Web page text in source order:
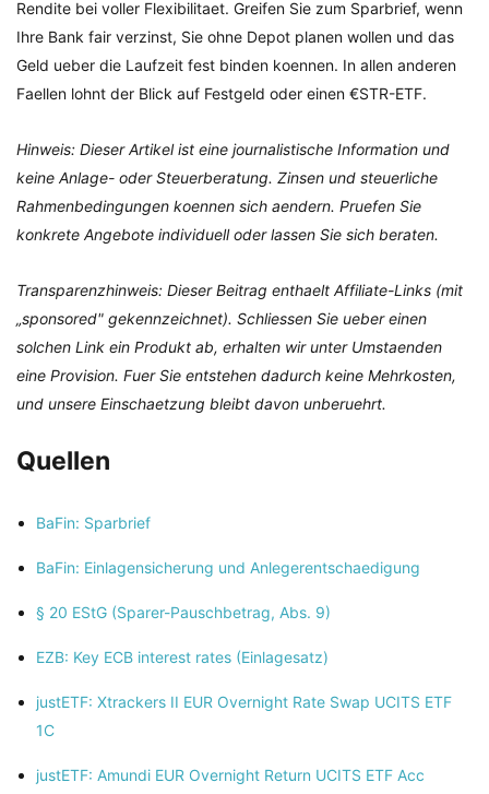
Rendite bei voller Flexibilitaet. Greifen Sie zum Sparbrief, wenn
Ihre Bank fair verzinst, Sie ohne Depot planen wollen und das
Geld ueber die Laufzeit fest binden koennen. In allen anderen
Faellen lohnt der Blick auf Festgeld oder einen €STR-ETF.
Hinweis: Dieser Artikel ist eine journalistische Information und
keine Anlage- oder Steuerberatung. Zinsen und steuerliche
Rahmenbedingungen koennen sich aendern. Pruefen Sie
konkrete Angebote individuell oder lassen Sie sich beraten.
Transparenzhinweis: Dieser Beitrag enthaelt Affiliate-Links (mit
„sponsored" gekennzeichnet). Schliessen Sie ueber einen
solchen Link ein Produkt ab, erhalten wir unter Umstaenden
eine Provision. Fuer Sie entstehen dadurch keine Mehrkosten,
und unsere Einschaetzung bleibt davon unberuehrt.
Quellen
BaFin: Sparbrief
BaFin: Einlagensicherung und Anlegerentschaedigung
§ 20 EStG (Sparer-Pauschbetrag, Abs. 9)
EZB: Key ECB interest rates (Einlagesatz)
justETF: Xtrackers II EUR Overnight Rate Swap UCITS ETF
1C
justETF: Amundi EUR Overnight Return UCITS ETF Acc